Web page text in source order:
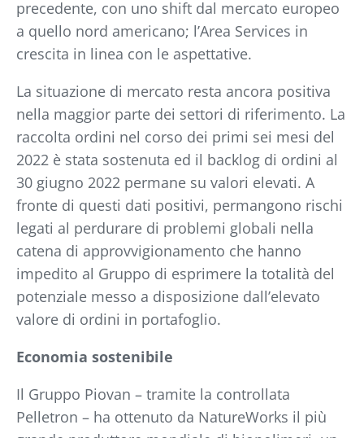
precedente, con uno shift dal mercato europeo
a quello nord americano; l’Area Services in
crescita in linea con le aspettative.
La situazione di mercato resta ancora positiva
nella maggior parte dei settori di riferimento. La
raccolta ordini nel corso dei primi sei mesi del
2022 è stata sostenuta ed il backlog di ordini al
30 giugno 2022 permane su valori elevati. A
fronte di questi dati positivi, permangono rischi
legati al perdurare di problemi globali nella
catena di approvvigionamento che hanno
impedito al Gruppo di esprimere la totalità del
potenziale messo a disposizione dall’elevato
valore di ordini in portafoglio.
Economia sostenibile
Il Gruppo Piovan – tramite la controllata
Pelletron – ha ottenuto da NatureWorks il più